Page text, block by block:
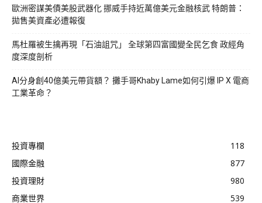
歐洲密謀美債美股武器化 挪威手持近萬億美元金融核武 特朗普：
拋售美資產必遭報復
馬杜羅被生擒再現「石油詛咒」 全球第四富國變全民乞食 政經角
度深度剖析
AI分身創40億美元帶貨額？ 攤手哥Khaby Lame如何引爆 IP X 電商
工業革命？
投資專欄
118
國際金融
877
投資理財
980
商業世界
539